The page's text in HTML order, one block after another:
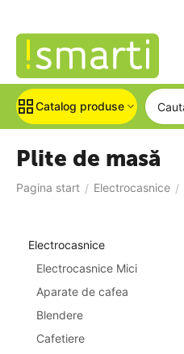
Catalog produse
Plite de masă
Pagina start / Electrocasnice /
Electrocasnice
Electrocasnice Mici
Aparate de cafea
Blendere
Cafetiere